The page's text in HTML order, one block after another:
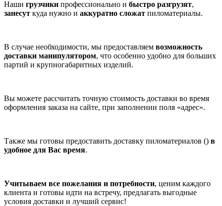
Наши грузчики профессионально и быстро разгрузят,
занесут куда нужно и аккуратно сложат пиломатериалы.
В случае необходимости, мы предоставляем возможность
доставки манипулятором, что особенно удобно для больших
партий и крупногабаритных изделий.
Вы можете рассчитать точную стоимость доставки во время
оформления заказа на сайте, при заполнении поля «адрес».
Также мы готовы предоставить доставку пиломатериалов () в
удобное для Вас время.
Учитываем все пожелания и потребности, ценим каждого
клиента и готовы идти на встречу, предлагать выгодные
условия доставки и лучший сервис!